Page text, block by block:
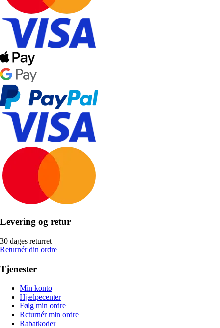
Levering og retur
30 dages returret
Returnér din ordre
Tjenester
Min konto
Hjælpecenter
Følg min ordre
Returnér min ordre
Rabatkoder